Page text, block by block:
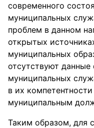
современного
муниципальных
проблем в данном
открытых
муниципальных
отсутствуют данные
муниципальных
в их
муниципальным
Таким образом, для